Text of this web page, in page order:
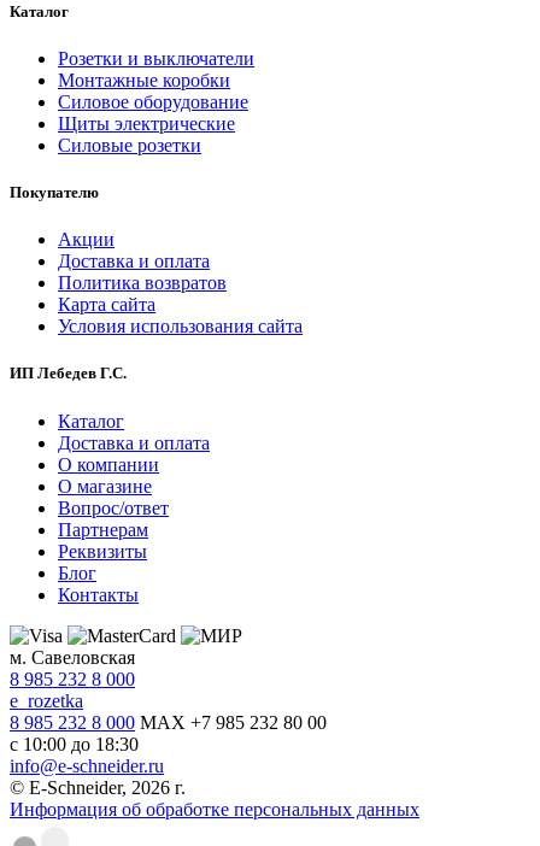
Каталог
Розетки и выключатели
Монтажные коробки
Силовое оборудование
Щиты электрические
Силовые розетки
Покупателю
Акции
Доставка и оплата
Политика возвратов
Карта сайта
Условия использования сайта
ИП Лебедев Г.С.
Каталог
Доставка и оплата
О компании
О магазине
Вопрос/ответ
Партнерам
Реквизиты
Блог
Контакты
м. Савеловская
8 985 232 8 000
e_rozetka
8 985 232 8 000 MAX +7 985 232 80 00
с 10:00 до 18:30
info@e-schneider.ru
© E-Schneider, 2026 г.
Информация об обработке персональных данных